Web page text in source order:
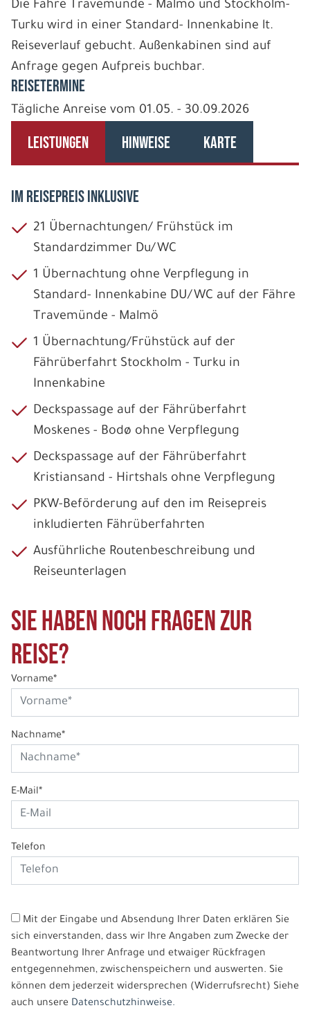
Die Fähre Travemünde - Malmö und Stockholm-
Turku wird in einer Standard- Innenkabine lt.
Reiseverlauf gebucht. Außenkabinen sind auf
Anfrage gegen Aufpreis buchbar.
REISETERMINE
Tägliche Anreise vom 01.05. - 30.09.2026
LEISTUNGEN HINWEISE KARTE
IM REISEPREIS INKLUSIVE
21 Übernachtungen/ Frühstück im
Standardzimmer Du/WC
1 Übernachtung ohne Verpflegung in
Standard- Innenkabine DU/WC auf der Fähre
Travemünde - Malmö
1 Übernachtung/Frühstück auf der
Fährüberfahrt Stockholm - Turku in
Innenkabine
Deckspassage auf der Fährüberfahrt
Moskenes - Bodø ohne Verpflegung
Deckspassage auf der Fährüberfahrt
Kristiansand - Hirtshals ohne Verpflegung
PKW-Beförderung auf den im Reisepreis
inkludierten Fährüberfahrten
Ausführliche Routenbeschreibung und
Reiseunterlagen
Sie haben noch Fragen zur
Reise?
Vorname*
Nachname*
E-Mail*
Telefon
Mit der Eingabe und Absendung Ihrer Daten erklären Sie
sich einverstanden, dass wir Ihre Angaben zum Zwecke der
Beantwortung Ihrer Anfrage und etwaiger Rückfragen
entgegennehmen, zwischenspeichern und auswerten. Sie
können dem jederzeit widersprechen (Widerrufsrecht) Siehe
auch unsere Datenschutzhinweise.